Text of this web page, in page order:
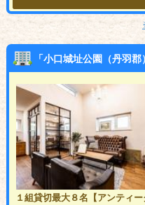
「小口城址公園（丹羽
１組貸切最大８名【アンティー